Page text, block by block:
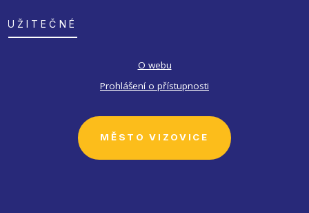
UŽITEČNÉ
O webu
Prohlášení o přístupnosti
MĚSTO VIZOVICE